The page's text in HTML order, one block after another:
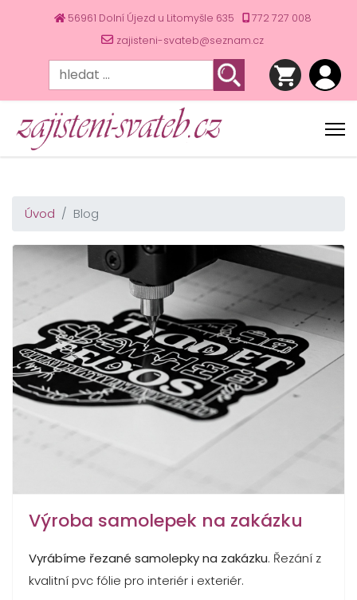
56961 Dolní Újezd u Litomyšle 635
772 727 008
zajisteni-svateb@seznam.cz
Úvod Blog
Výroba samolepek na zakázku
Vyrábíme řezané samolepky na zakázku. Řezání z
kvalitní pvc fólie pro interiér i exteriér.